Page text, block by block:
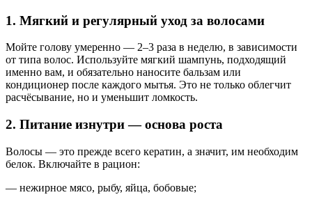
1. Мягкий и регулярный уход за волосами
Мойте голову умеренно — 2–3 раза в неделю, в зависимости
от типа волос. Используйте мягкий шампунь, подходящий
именно вам, и обязательно наносите бальзам или
кондиционер после каждого мытья. Это не только облегчит
расчёсывание, но и уменьшит ломкость.
2. Питание изнутри — основа роста
Волосы — это прежде всего кератин, а значит, им необходим
белок. Включайте в рацион:
— нежирное мясо, рыбу, яйца, бобовые;